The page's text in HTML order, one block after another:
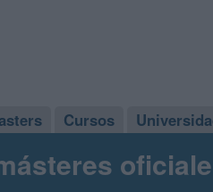
Cursos